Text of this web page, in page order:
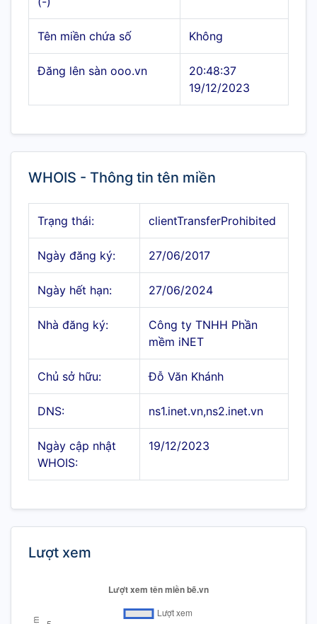
Tên miền chứa số Không
Đăng lên sàn ooo.vn
20:48:37
19/12/2023
WHOIS - Thông tin tên miền
Trạng thái: clientTransferProhibited
Ngày đăng ký: 27/06/2017
Ngày hết hạn: 27/06/2024
Nhà đăng ký:
Công ty TNHH Phần
mềm iNET
Chủ sở hữu: Đỗ Văn Khánh
DNS: ns1.inet.vn,ns2.inet.vn
Ngày cập nhật
WHOIS:
19/12/2023
Lượt xem